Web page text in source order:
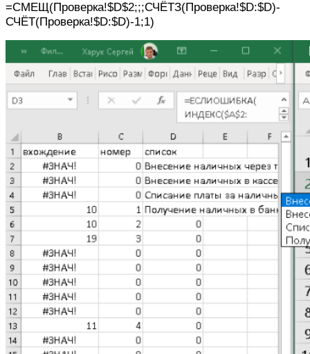
=СМЕЩ(Проверка!$D$2;;;СЧЁТЗ(Проверка!$D:$D)-
СЧЁТ(Проверка!$D:$D)-1;1)